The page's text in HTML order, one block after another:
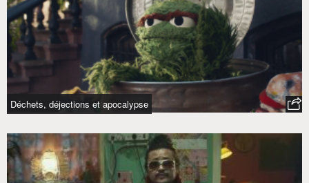
Déchets, déjections et apocalypse